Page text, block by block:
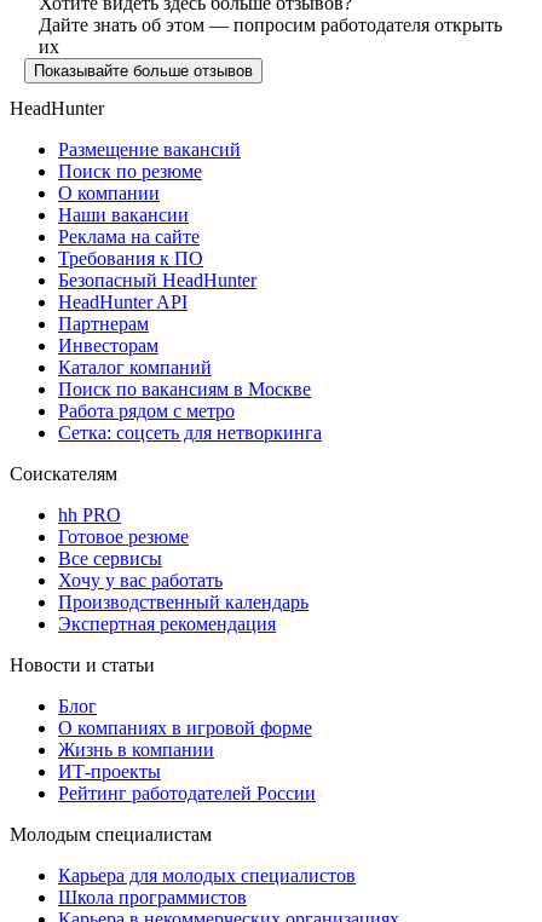
Дайте знать об этом — попросим работодателя открыть
их
Показывайте больше отзывов
HeadHunter
Размещение вакансий
Поиск по резюме
О компании
Наши вакансии
Реклама на сайте
Требования к ПО
Безопасный HeadHunter
HeadHunter API
Партнерам
Инвесторам
Каталог компаний
Поиск по вакансиям в Москве
Работа рядом с метро
Сетка: соцсеть для нетворкинга
Соискателям
hh PRO
Готовое резюме
Все сервисы
Хочу у вас работать
Производственный календарь
Экспертная рекомендация
Новости и статьи
Блог
О компаниях в игровой форме
Жизнь в компании
ИТ-проекты
Рейтинг работодателей России
Молодым специалистам
Карьера для молодых специалистов
Школа программистов